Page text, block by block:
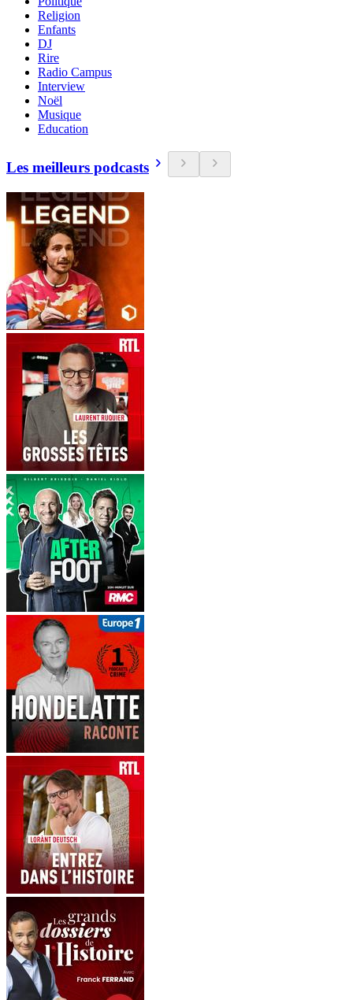
Religion
Enfants
DJ
Rire
Radio Campus
Interview
Noël
Musique
Education
Les meilleurs podcasts